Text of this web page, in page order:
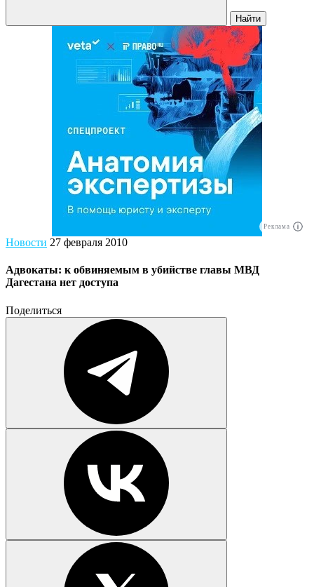
Найти
Реклама
Новости 27 февраля 2010
Адвокаты: к обвиняемым в убийстве главы МВД
Дагестана нет доступа
Поделиться